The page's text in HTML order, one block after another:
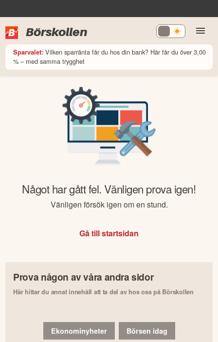
Börskollen
Sparvalet: Vilken sparränta får du hos din bank? Här får du över 3,00
% – med samma trygghet
Något har gått fel. Vänligen prova igen!
Vänligen försök igen om en stund.
Gå till startsidan
Prova någon av våra andra sidor
Här hittar du annat innehåll att ta del av hos oss på Börskollen
Ekonominyheter Börsen idag